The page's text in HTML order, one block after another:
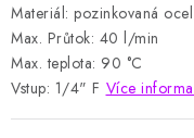
Materiál: pozinkovaná ocel
Max. Průtok: 40 l/min
Max. teplota: 90 °C
Vstup: 1/4" F Více